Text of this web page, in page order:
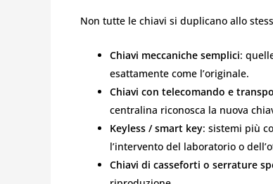
Non tutte le chiavi si duplicano allo
Chiavi meccaniche semplici:
esattamente come l’originale.
Chiavi con telecomando e
centralina riconosca la nuova
Keyless / smart key: sistemi più
l’intervento del laboratorio o
Chiavi di casseforti o serrature